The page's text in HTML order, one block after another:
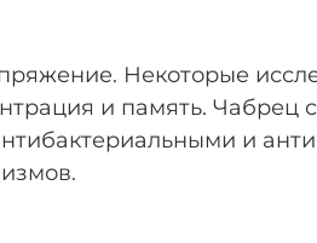
Некоторые
и память. Чабрец
и